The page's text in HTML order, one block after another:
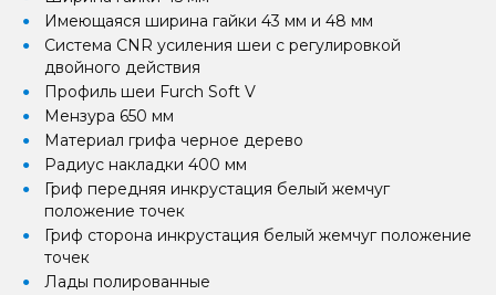
Имеющаяся ширина гайки 43 мм и 48 мм
Система CNR усиления шеи с регулировкой
двойного действия
Профиль шеи Furch Soft V
Мензура 650 мм
Материал грифа черное дерево
Радиус накладки 400 мм
Гриф передняя инкрустация белый жемчуг
положение точек
Гриф сторона инкрустация белый жемчуг положение
точек
Лады полированные